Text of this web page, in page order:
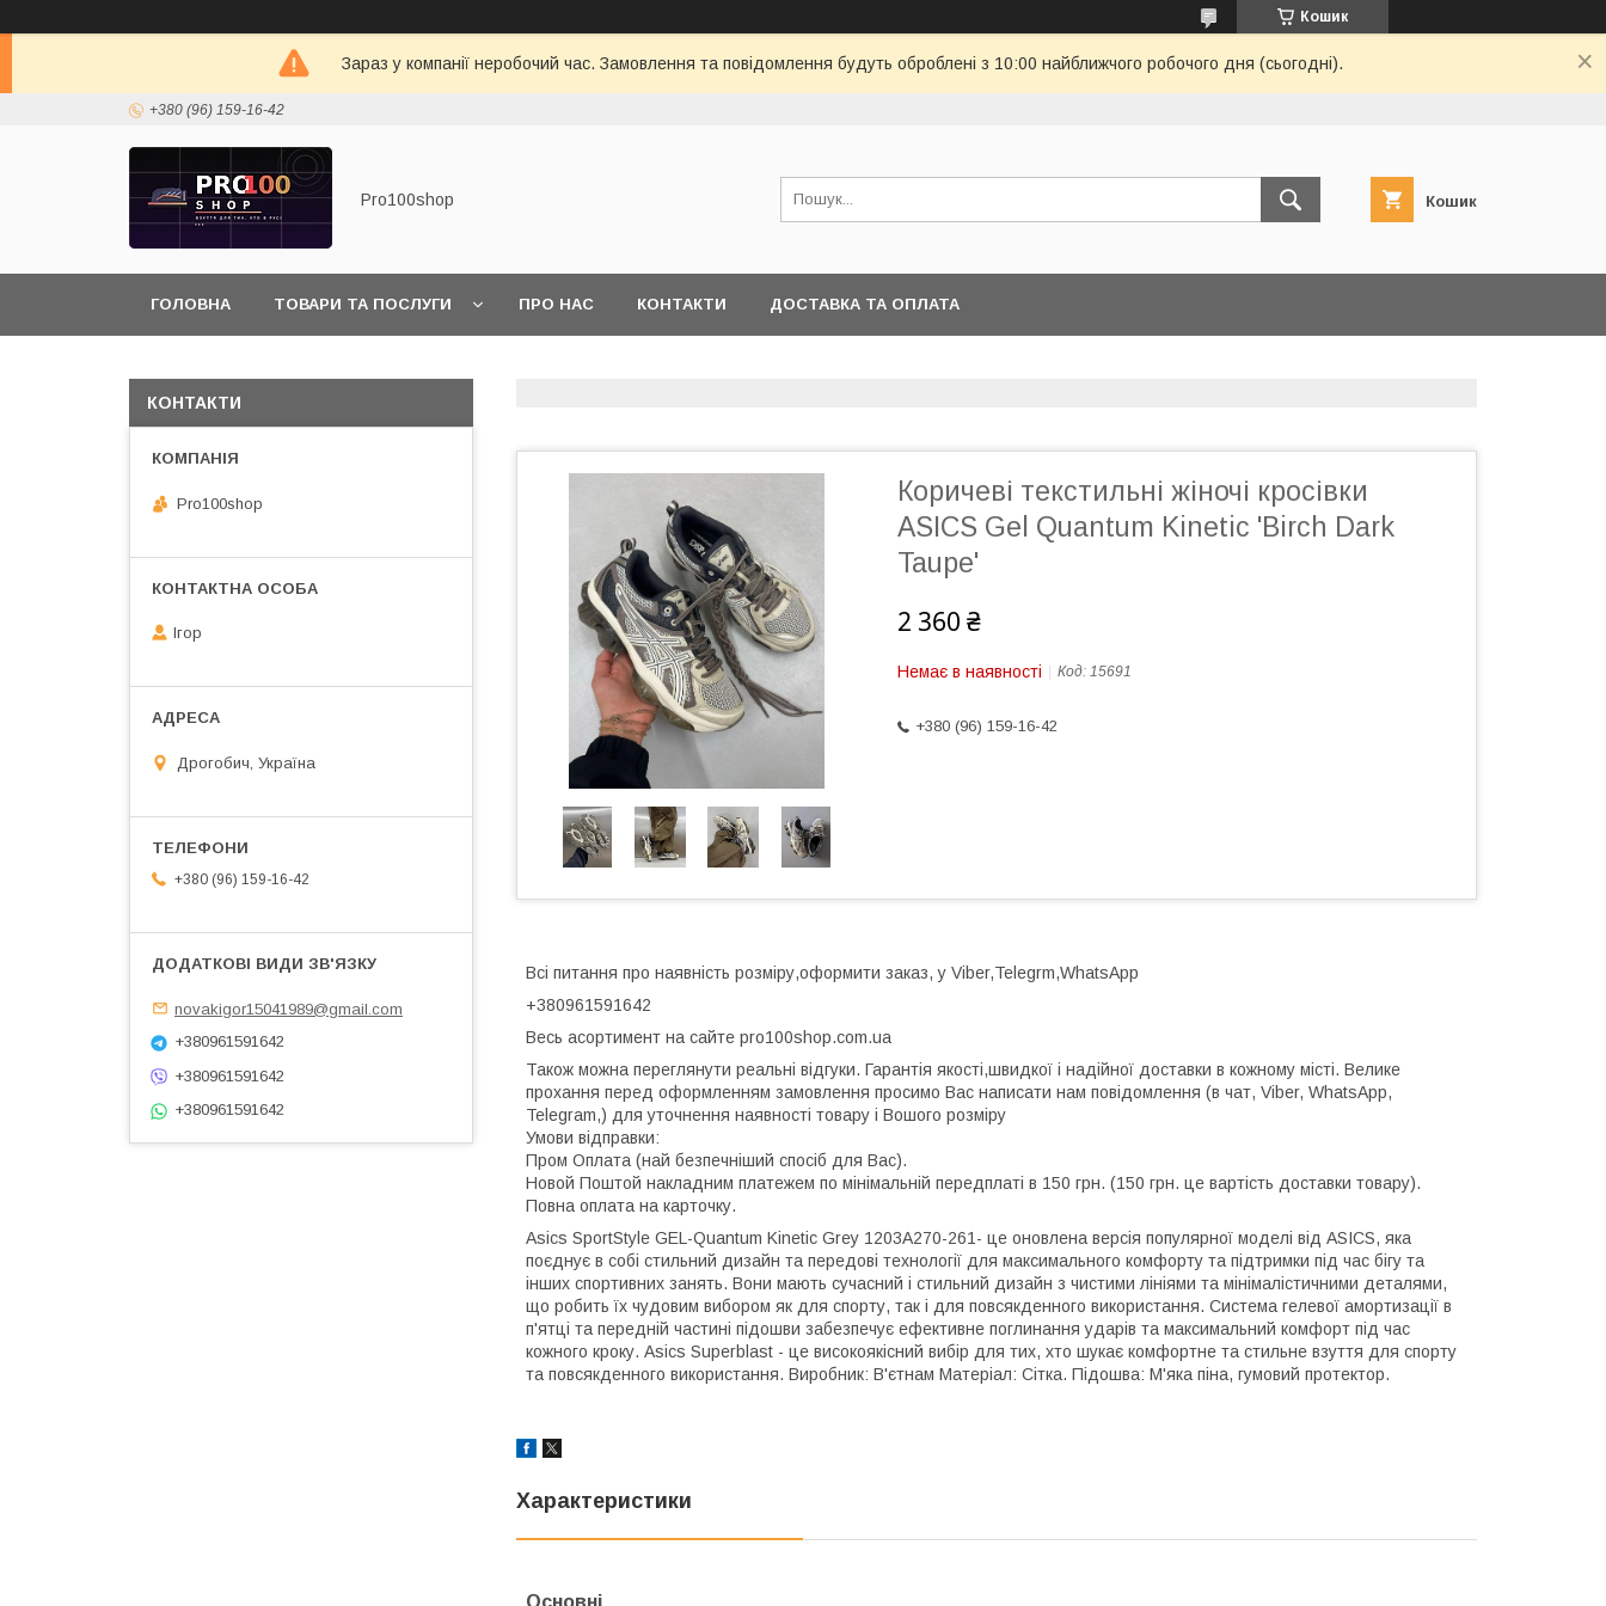
Кошик
Зараз у компанії неробочий час. Замовлення та повідомлення будуть оброблені з 10:00 найближчого робочого дня (сьогодні).
+380 (96) 159-16-42
Pro100shop Кошик
ГОЛОВНА ТОВАРИ ТА ПОСЛУГИ ПРО НАС КОНТАКТИ ДОСТАВКА ТА ОПЛАТА
Коричеві текстильні жіночі кросівки
ASICS Gel Quantum Kinetic 'Birch Dark
Taupe'
2 360 ₴
Немає в наявності Код: 15691
+380 (96) 159-16-42
Всі питання про наявність розміру,оформити заказ, у Viber,Telegrm,WhatsApp
+380961591642
Весь асортимент на сайте pro100shop.com.ua
Також можна переглянути реальні відгуки. Гарантія якості,швидкої і надійної доставки в кожному місті. Велике
прохання перед оформленням замовлення просимо Вас написати нам повідомлення (в чат, Viber, WhatsApp,
Telegram,) для уточнення наявності товару і Вошого розміру
Умови відправки:
Пром Оплата (най безпечніший спосіб для Вас).
Новой Поштой накладним платежем по мінімальній передплаті в 150 грн. (150 грн. це вартість доставки товару).
Повна оплата на карточку.
Asics SportStyle GEL-Quantum Kinetic Grey 1203A270-261- це оновлена версія популярної моделі від ASICS, яка
поєднує в собі стильний дизайн та передові технології для максимального комфорту та підтримки під час бігу та
інших спортивних занять. Вони мають сучасний і стильний дизайн з чистими лініями та мінімалістичними деталями,
що робить їх чудовим вибором як для спорту, так і для повсякденного використання. Система гелевої амортизації в
п'ятці та передній частині підошви забезпечує ефективне поглинання ударів та максимальний комфорт під час
кожного кроку. Asics Superblast - це високоякісний вибір для тих, хто шукає комфортне та стильне взуття для спорту
та повсякденного використання. Виробник: В'єтнам Матеріал: Сітка. Підошва: М'яка піна, гумовий протектор.
Характеристики
Основні
КОНТАКТИ
Pro100shop
Ігор
Дрогобич, Україна
+380 (96) 159-16-42
novakigor15041989@gmail.com
+380961591642
+380961591642
+380961591642